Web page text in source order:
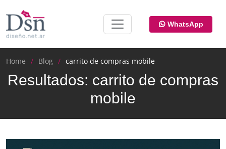
WhatsApp
Home Blog carrito de compras mobile
Resultados: carrito de compras
mobile